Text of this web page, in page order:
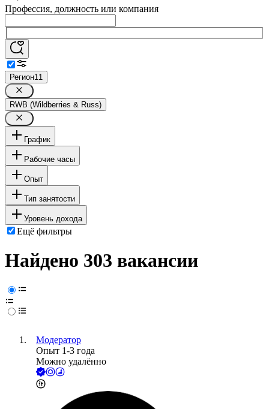
Профессия, должность или компания
Регион11
RWB (Wildberries & Russ)
График
Рабочие часы
Опыт
Тип занятости
Уровень дохода
Ещё фильтры
Найдено 303 вакансии
Модератор
Опыт 1-3 года
Можно удалённо